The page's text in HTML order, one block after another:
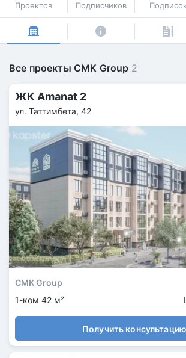
Проектов Подписчиков
Все проекты CMK Group 2
ЖК Amanat 2
ул. Таттимбета, 42
CMK Group
1-ком 42 м²
Получить консультацию